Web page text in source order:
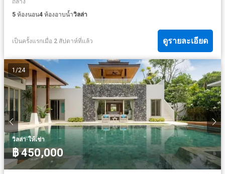
ถลาง
5 ห้องนอน4 ห้องอาบน้ำวิลล่า
เป็นครั้งแรกเมื่อ 2 สัปดาห์ที่แล้ว ดูรายละเอียด
1 /24
วิลล่า·ให้เช่า
฿ 450,000